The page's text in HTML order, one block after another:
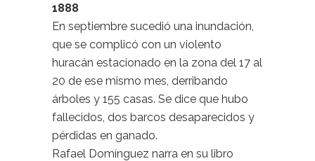
1888
En septiembre sucedió una inundación,
que se complicó con un violento
huracán estacionado en la zona del 17 al
20 de ese mismo mes, derribando
árboles y 155 casas. Se dice que hubo
fallecidos, dos barcos desaparecidos y
pérdidas en ganado.
Rafael Domínguez narra en su libro